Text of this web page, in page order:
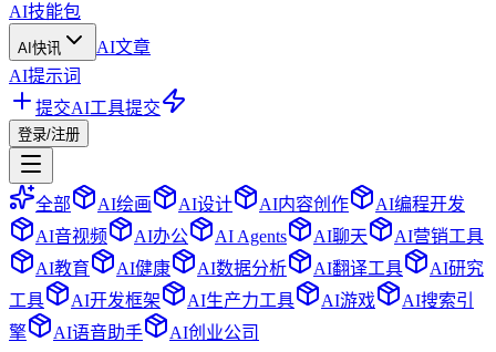
AI技能包
AI快讯
AI文章
AI提示词
提交AI工具提交
登录/注册
全部 AI绘画 AI设计 AI内容创作
AI编程开发
AI音视频
AI办公 AI Agents AI聊天
AI营销工具
AI教育
AI健康 AI数据分析 AI翻译工具
AI研究
工具
AI开发框架 AI生产力工具 AI游戏
AI搜索引
擎
AI语音助手 AI创业公司